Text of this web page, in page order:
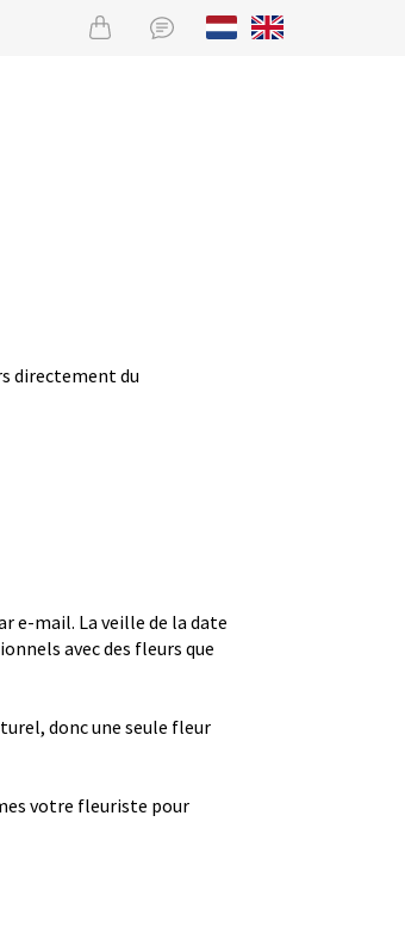
directement du
e-mail. La veille de la date
avec des fleurs que
donc une seule fleur
votre fleuriste pour